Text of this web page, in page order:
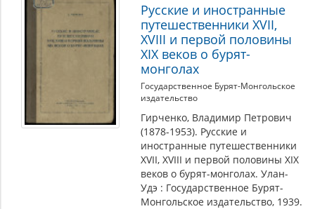
Русские и иностранные
путешественники XVII,
XVIII и первой половины
XIX веков о бурят-
монголах
Государственное Бурят-Монгольское
издательство
Гирченко, Владимир Петрович
(1878-1953). Русские и
иностранные путешественники
XVII, XVIII и первой половины XIX
веков о бурят-монголах. Улан-
Удэ : Государственное Бурят-
Монгольское издательство, 1939.